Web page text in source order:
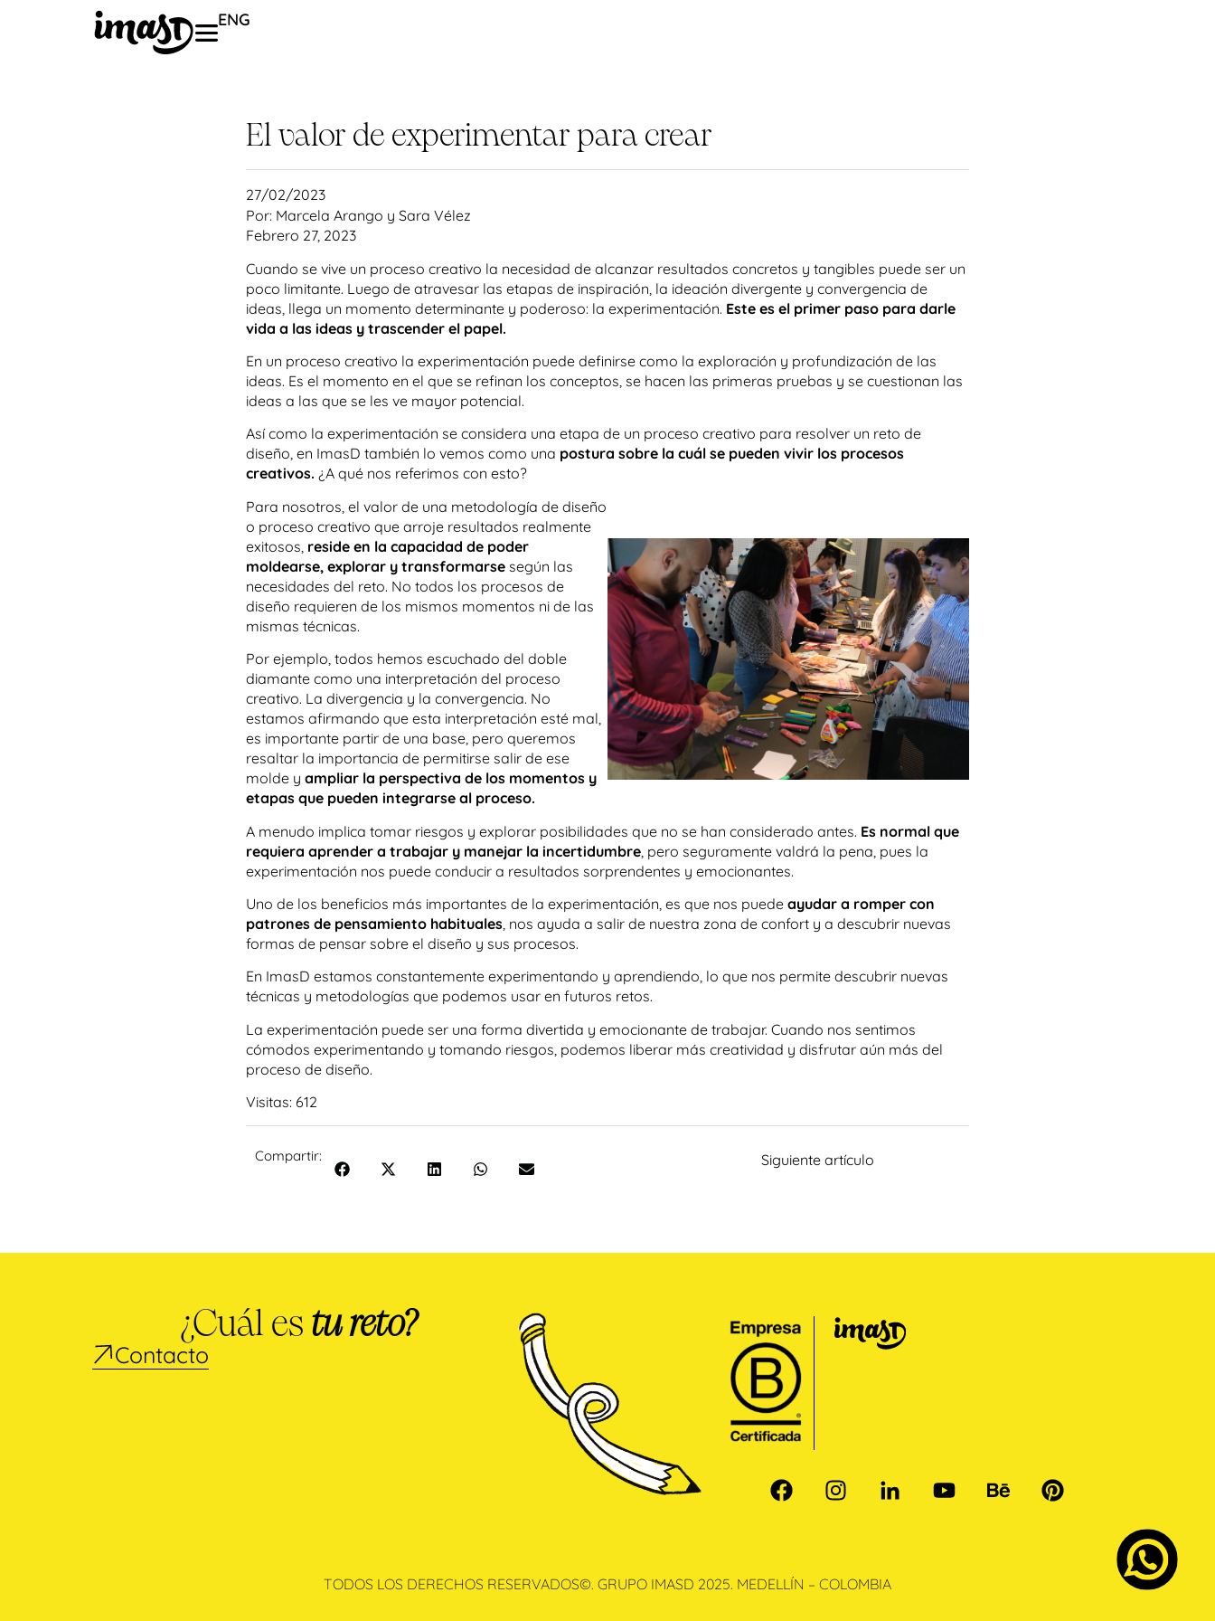
ENG
El valor de experimentar para crear
27/02/2023
Por: Marcela Arango y Sara Vélez
Febrero 27, 2023
Cuando se vive un proceso creativo la necesidad de alcanzar resultados concretos y tangibles puede ser un
poco limitante. Luego de atravesar las etapas de inspiración, la ideación divergente y convergencia de
ideas, llega un momento determinante y poderoso: la experimentación. Este es el primer paso para darle
vida a las ideas y trascender el papel.
En un proceso creativo la experimentación puede definirse como la exploración y profundización de las
ideas. Es el momento en el que se refinan los conceptos, se hacen las primeras pruebas y se cuestionan las
ideas a las que se les ve mayor potencial.
Así como la experimentación se considera una etapa de un proceso creativo para resolver un reto de
diseño, en ImasD también lo vemos como una postura sobre la cuál se pueden vivir los procesos
creativos. ¿A qué nos referimos con esto?
Para nosotros, el valor de una metodología de diseño
o proceso creativo que arroje resultados realmente
exitosos, reside en la capacidad de poder
moldearse, explorar y transformarse según las
necesidades del reto. No todos los procesos de
diseño requieren de los mismos momentos ni de las
mismas técnicas.
Por ejemplo, todos hemos escuchado del doble
diamante como una interpretación del proceso
creativo. La divergencia y la convergencia. No
estamos afirmando que esta interpretación esté mal,
es importante partir de una base, pero queremos
resaltar la importancia de permitirse salir de ese
molde y ampliar la perspectiva de los momentos y
etapas que pueden integrarse al proceso.
A menudo implica tomar riesgos y explorar posibilidades que no se han considerado antes. Es normal que
requiera aprender a trabajar y manejar la incertidumbre , pero seguramente valdrá la pena, pues la
experimentación nos puede conducir a resultados sorprendentes y emocionantes.
Uno de los beneficios más importantes de la experimentación, es que nos puede ayudar a romper con
patrones de pensamiento habituales , nos ayuda a salir de nuestra zona de confort y a descubrir nuevas
formas de pensar sobre el diseño y sus procesos.
En ImasD estamos constantemente experimentando y aprendiendo, lo que nos permite descubrir nuevas
técnicas y metodologías que podemos usar en futuros retos.
La experimentación puede ser una forma divertida y emocionante de trabajar. Cuando nos sentimos
cómodos experimentando y tomando riesgos, podemos liberar más creatividad y disfrutar aún más del
proceso de diseño.
Visitas: 612
Compartir: Siguiente artículo
¿Cuál es tu reto?
Contacto
TODOS LOS DERECHOS RESERVADOS©. GRUPO IMASD 2025. MEDELLÍN – COLOMBIA